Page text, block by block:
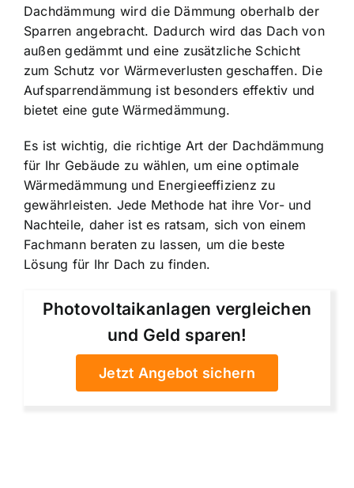
Dachdämmung wird die Dämmung oberhalb der
Sparren angebracht. Dadurch wird das Dach von
außen gedämmt und eine zusätzliche Schicht
zum Schutz vor Wärmeverlusten geschaffen. Die
Aufsparrendämmung ist besonders effektiv und
bietet eine gute Wärmedämmung.
Es ist wichtig, die richtige Art der Dachdämmung
für Ihr Gebäude zu wählen, um eine optimale
Wärmedämmung und Energieeffizienz zu
gewährleisten. Jede Methode hat ihre Vor- und
Nachteile, daher ist es ratsam, sich von einem
Fachmann beraten zu lassen, um die beste
Lösung für Ihr Dach zu finden.
Photovoltaikanlagen vergleichen
und Geld sparen!
Jetzt Angebot sichern